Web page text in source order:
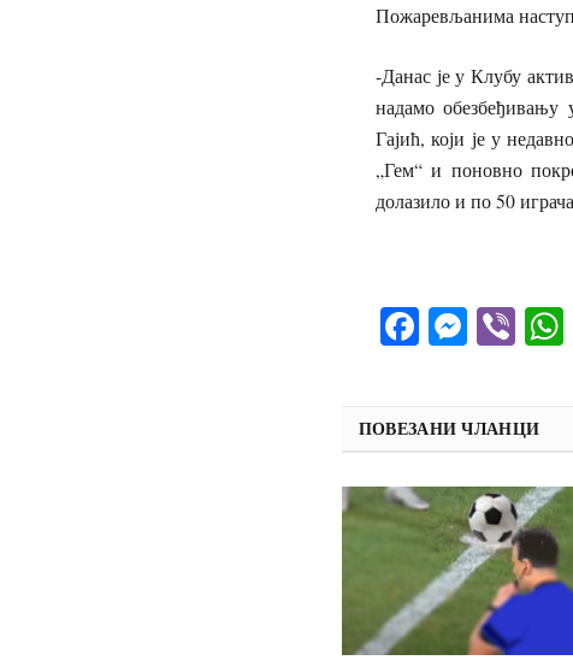
Пожаревљанима
-Данас је у Клубу
надамо обезбеђивању
Гајић, који је у
„Гем“ и поновно
долазило и по 50
Facebook
ПОВЕЗАНИ ЧЛАНЦИ